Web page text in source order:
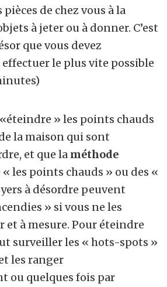
de chez vous à la
à jeter ou à donner. C’est
que vous devez
le plus vite possible
» les points chauds
la maison qui sont
et que la méthode
les points chauds » ou des «
à désordre peuvent
» si vous ne les
et à mesure. Pour éteindre
surveiller les « hots-spots »
les ranger
ou quelques fois par